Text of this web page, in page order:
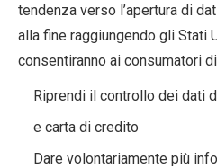
tendenza verso l’apertura di
alla fine raggiungendo gli Stati
consentiranno ai consumatori
Riprendi il controllo dei dati
e carta di credito
Dare volontariamente più